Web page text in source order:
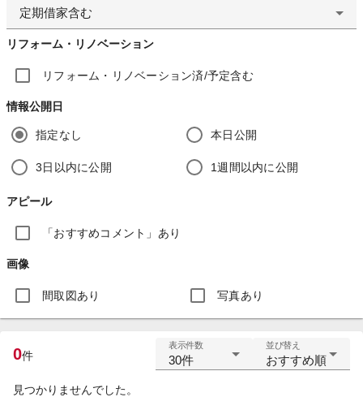
定期借家含む
リフォーム・リノベーション
リフォーム・リノベーション済/予定含む
情報公開日
指定なし 本日公開
3日以内に公開 1週間以内に公開
アピール
「おすすめコメント」あり
画像
間取図あり 写真あり
0件
表示件数
30件
並び替え
おすすめ順
見つかりませんでした。